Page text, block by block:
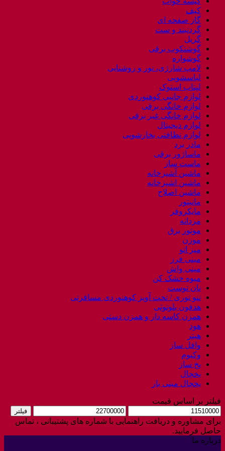
کیف
گاز صفحه ای
گردنبند و ست
گریل
گوشتکوب برقی
گوشواره
لامپ شارژی، نور و روشنایی
لباسشویی
لپتاب استوک
لوازم جانبی کوهنوردی
لوازم خانگی برقی
لوازم خانگی غیر برقی
لوازم دیجیتال
لوازم نظافتی بخارشویی
مادر برد
ماساژور برقی
ماست ساز
ماشین آشپزخانه
ماشین اشپزخانه
ماشین اصلاح
مانیتور
مایکروفر
مردانه
موتور برق
موزن
میز اتو
مینی فرز
مینی واش
میوه خشک کن
نان توست
ننو توری / تخت آویز کوهنوردی مسافرتی
هدفون بلوتوثی
همزن کاسه دار و همزن دستی
هود
هیتر
وافل ساز
وکیوم
یخ ساز
یخچال
یخچال مینی بار
فیلتر بر اساس قیمت
حداقل
قیمت
حداکثر
قیمت
فیلتر
برای مشاوره و دریافت راهنمایی با شماره های پشتیبانی ، تماس
حاصل فرمایید.
درباره ما